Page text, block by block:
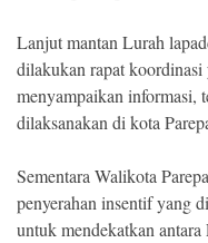
Lanjut mantan Lurah
dilakukan rapat
menyampaikan informasi,
dilaksanakan di kota
Sementara Walikota
penyerahan insentif yang
untuk mendekatkan